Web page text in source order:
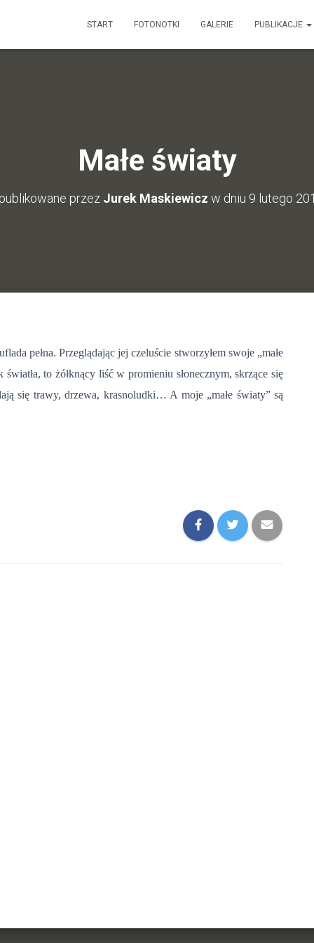
START FOTONOTKI GALERIE PUBLIKACJE
Małe światy
przez Jurek Maskiewicz w dniu 9 lutego
pełna. Przeglądając jej czeluście stworzyłem swoje „małe
to żółknący liść w promieniu słonecznym, skrzące się
się trawy, drzewa, krasnoludki… A moje „małe światy” są